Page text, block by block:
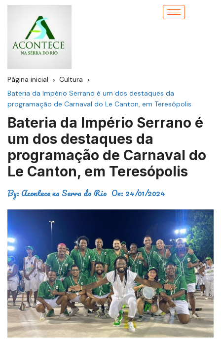
Página inicial
Cultura
Bateria da Império Serrano é um dos destaques da
programação de Carnaval do Le Canton, em Teresópolis
Bateria da Império Serrano é
um dos destaques da
programação de Carnaval do
Le Canton, em Teresópolis
By: Acontece na Serra do Rio On: 24/01/2024